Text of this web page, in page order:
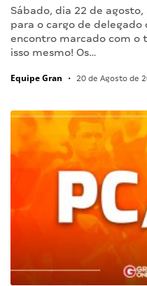
Sábado, dia 22 de
para o cargo de delegado
encontro marcado com o
isso mesmo! Os…
Equipe Gran • 20 de Agosto de